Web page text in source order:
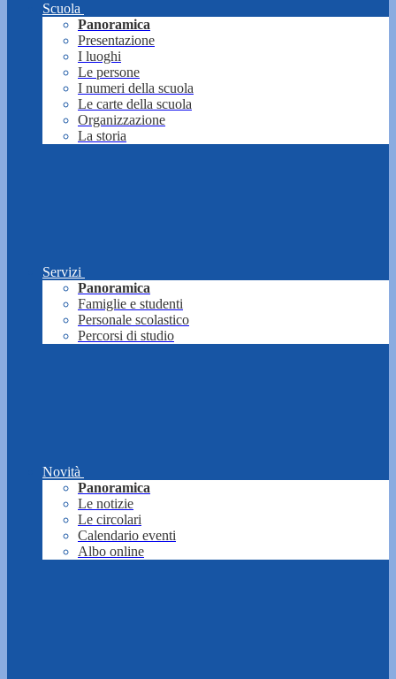
Scuola
Panoramica
Presentazione
I luoghi
Le persone
I numeri della scuola
Le carte della scuola
Organizzazione
La storia
Servizi
Panoramica
Famiglie e studenti
Personale scolastico
Percorsi di studio
Novità
Panoramica
Le notizie
Le circolari
Calendario eventi
Albo online